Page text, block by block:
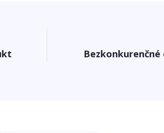
Bezkonkurenčné